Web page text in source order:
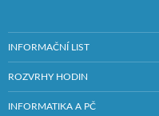
INFORMAČNÍ LIST
ROZVRHY HODIN
INFORMATIKA A PČ